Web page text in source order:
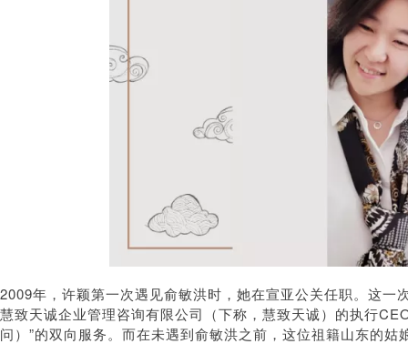
2009年，许颖第一次遇见俞敏洪时，她在宣亚公关任职。这
慧致天诚企业管理咨询有限公司（下称，慧致天诚）的执行
问）”的双向服务。而在未遇到俞敏洪之前，这位祖籍山东的